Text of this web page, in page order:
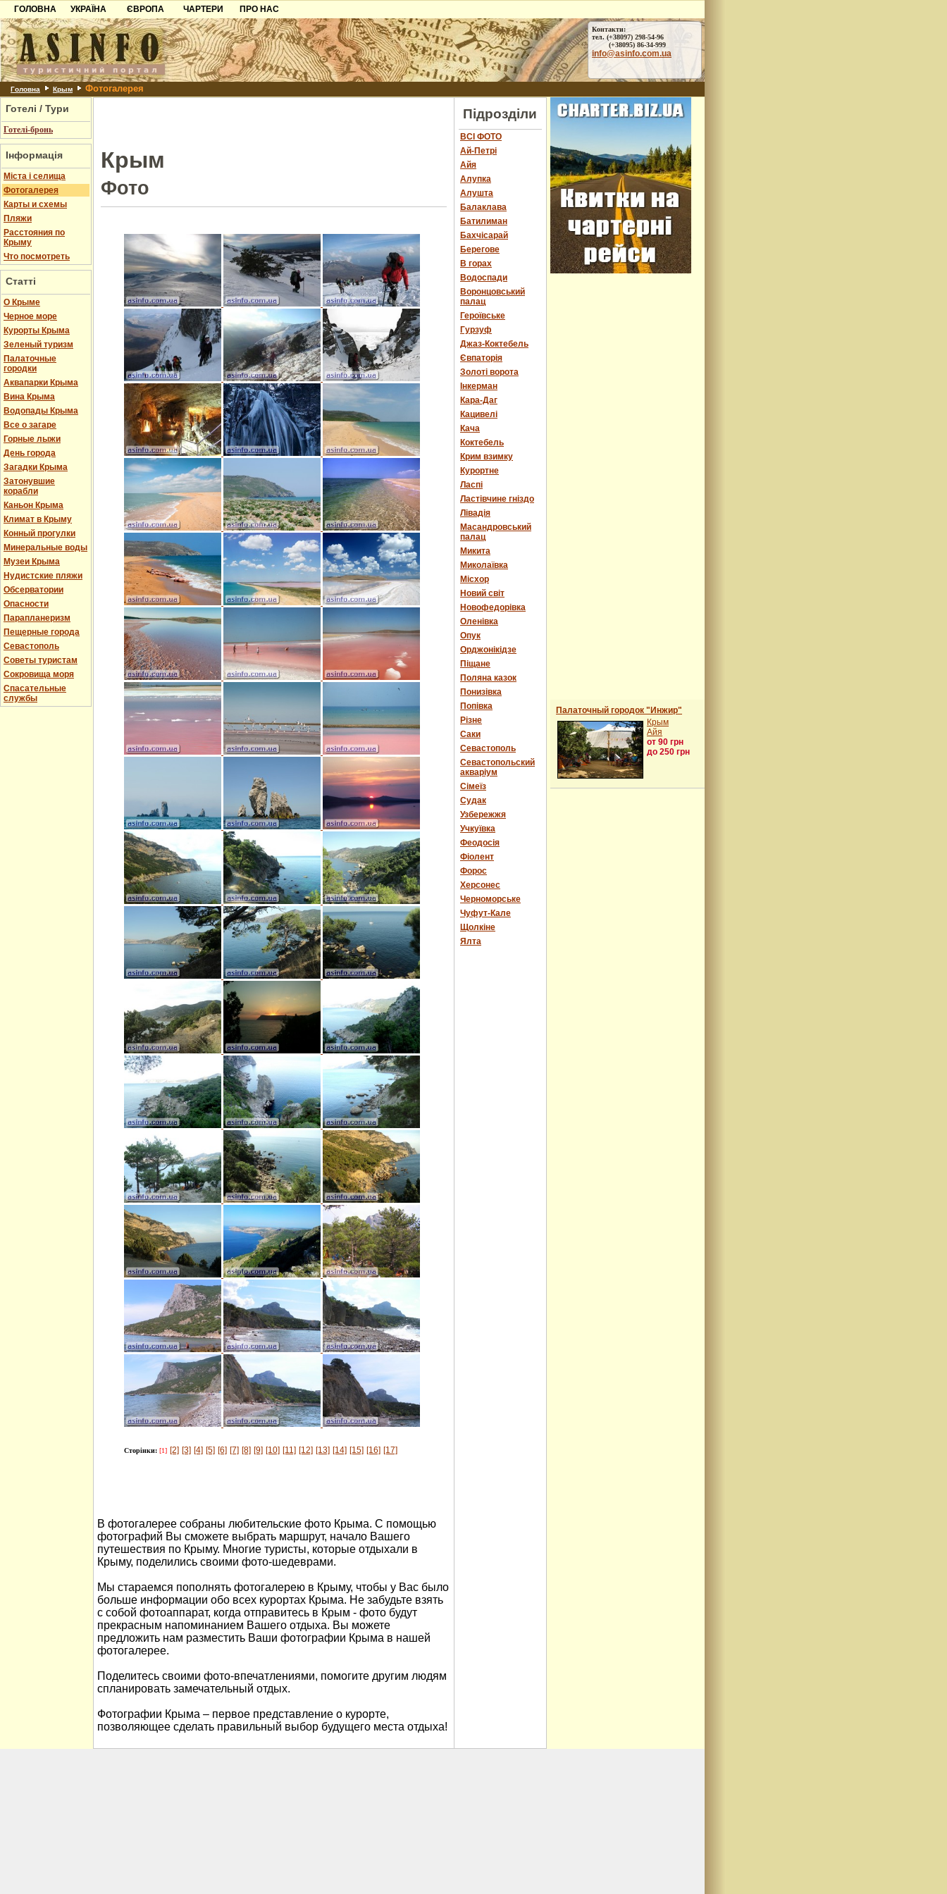
ГОЛОВНА
УКРАЇНА
Карпати
Азов
Причорноморря
Шацьк
ЄВРОПА
Чорногорія
Хорватія
Болгарія
Албанія
ЧАРТЕРИ
ПРО НАС
Контакти
Партнерам
Додати готель
Контакти:
тел. (+38097) 298-54-96
(+38095) 86-34-999
info@asinfo.com.ua
Головна Крым Фотогалерея
Готелі / Тури
Готелі-бронь
Інформація
Міста і селища
Фотогалерея
Карты и схемы
Пляжи
Расстояния по
Крыму
Что посмотреть
Статті
О Крыме
Черное море
Курорты Крыма
Зеленый туризм
Палаточные
городки
Аквапарки Крыма
Вина Крыма
Водопады Крыма
Все о загаре
Горные лыжи
День города
Загадки Крыма
Затонувшие
корабли
Каньон Крыма
Климат в Крыму
Конный прогулки
Минеральные воды
Музеи Крыма
Нудистские пляжи
Обсерватории
Опасности
Парапланеризм
Пещерные города
Севастополь
Советы туристам
Сокровища моря
Спасательные
службы
Крым
Фото
Сторінки: [1] [2] [3] [4] [5] [6] [7] [8] [9] [10] [11] [12] [13] [14] [15] [16] [17]
В фотогалерее собраны любительские фото Крыма. С помощью
фотографий Вы сможете выбрать маршрут, начало Вашего
путешествия по Крыму. Многие туристы, которые отдыхали в
Крыму, поделились своими фото-шедеврами.
Мы стараемся пополнять фотогалерею в Крыму, чтобы у Вас было
больше информации обо всех курортах Крыма. Не забудьте взять
с собой фотоаппарат, когда отправитесь в Крым - фото будут
прекрасным напоминанием Вашего отдыха. Вы можете
предложить нам разместить Ваши фотографии Крыма в нашей
фотогалерее.
Поделитесь своими фото-впечатлениями, помогите другим людям
спланировать замечательный отдых.
Фотографии Крыма – первое представление о курорте,
позволяющее сделать правильный выбор будущего места отдыха!
Підрозділи
ВСІ ФОТО
Ай-Петрі
Айя
Алупка
Алушта
Балаклава
Батилиман
Бахчісарай
Берегове
В горах
Водоспади
Воронцовський
палац
Героївське
Гурзуф
Джаз-Коктебель
Євпаторія
Золоті ворота
Інкерман
Кара-Даг
Кацивелі
Кача
Коктебель
Крим взимку
Курортне
Ласпі
Ластівчине гніздо
Лівадія
Масандровський
палац
Микита
Миколаївка
Місхор
Новий світ
Новофедорівка
Оленівка
Опук
Орджонікідзе
Піщане
Поляна казок
Понизівка
Попівка
Різне
Саки
Севастополь
Севастопольский
акваріум
Сімеїз
Судак
Узбережжя
Учкуївка
Феодосія
Фіолент
Форос
Херсонес
Черноморське
Чуфут-Кале
Щолкіне
Ялта
Палаточный городок "Инжир"
Крым
Айя
от 90 грн
до 250 грн